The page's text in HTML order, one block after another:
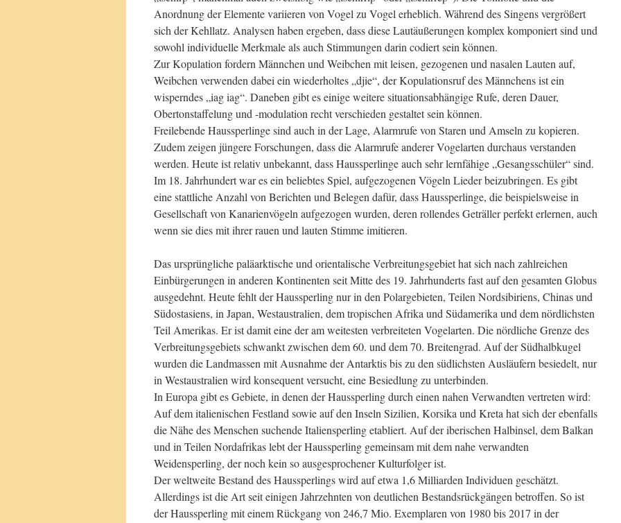
Anordnung der Elemente variieren von Vogel zu Vogel erheblich. Während des Singens vergrößert
sich der Kehllatz. Analysen haben ergeben, dass diese Lautäußerungen komplex komponiert sind und
sowohl individuelle Merkmale als auch Stimmungen darin codiert sein können.
Zur Kopulation fordern Männchen und Weibchen mit leisen, gezogenen und nasalen Lauten auf,
Weibchen verwenden dabei ein wiederholtes „djie“, der Kopulationsruf des Männchens ist ein
wisperndes „iag iag“. Daneben gibt es einige weitere situationsabhängige Rufe, deren Dauer,
Obertonstaffelung und -modulation recht verschieden gestaltet sein können.
Freilebende Haussperlinge sind auch in der Lage, Alarmrufe von Staren und Amseln zu kopieren.
Zudem zeigen jüngere Forschungen, dass die Alarmrufe anderer Vogelarten durchaus verstanden
werden. Heute ist relativ unbekannt, dass Haussperlinge auch sehr lernfähige „Gesangsschüler“ sind.
Im 18. Jahrhundert war es ein beliebtes Spiel, aufgezogenen Vögeln Lieder beizubringen. Es gibt
eine stattliche Anzahl von Berichten und Belegen dafür, dass Haussperlinge, die beispielsweise in
Gesellschaft von Kanarienvögeln aufgezogen wurden, deren rollendes Geträller perfekt erlernen, auch
wenn sie dies mit ihrer rauen und lauten Stimme imitieren.
Das ursprüngliche paläarktische und orientalische Verbreitungsgebiet hat sich nach zahlreichen
Einbürgerungen in anderen Kontinenten seit Mitte des 19. Jahrhunderts fast auf den gesamten Globus
ausgedehnt. Heute fehlt der Haussperling nur in den Polargebieten, Teilen Nordsibiriens, Chinas und
Südostasiens, in Japan, Westaustralien, dem tropischen Afrika und Südamerika und dem nördlichsten
Teil Amerikas. Er ist damit eine der am weitesten verbreiteten Vogelarten. Die nördliche Grenze des
Verbreitungsgebiets schwankt zwischen dem 60. und dem 70. Breitengrad. Auf der Südhalbkugel
wurden die Landmassen mit Ausnahme der Antarktis bis zu den südlichsten Ausläufern besiedelt, nur
in Westaustralien wird konsequent versucht, eine Besiedlung zu unterbinden.
In Europa gibt es Gebiete, in denen der Haussperling durch einen nahen Verwandten vertreten wird:
Auf dem italienischen Festland sowie auf den Inseln Sizilien, Korsika und Kreta hat sich der ebenfalls
die Nähe des Menschen suchende Italiensperling etabliert. Auf der iberischen Halbinsel, dem Balkan
und in Teilen Nordafrikas lebt der Haussperling gemeinsam mit dem nahe verwandten
Weidensperling, der noch kein so ausgesprochener Kulturfolger ist.
Der weltweite Bestand des Haussperlings wird auf etwa 1,6 Milliarden Individuen geschätzt.
Allerdings ist die Art seit einigen Jahrzehnten von deutlichen Bestandsrückgängen betroffen. So ist
der Haussperling mit einem Rückgang von 246,7 Mio. Exemplaren von 1980 bis 2017 in der